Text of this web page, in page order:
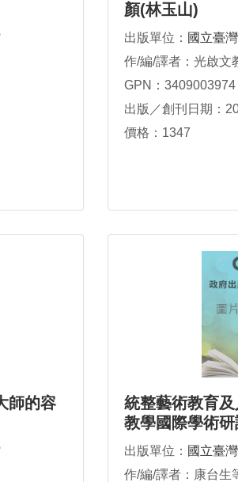
顏(林玉山)
出版單位： 國立臺
作/編/譯者：光啟文
GPN：3409003974
出版／創刊日期：
價格：1347
師的容
統整藝術教育
教學國際學術
出版單位： 國立臺
作/編/譯者：康台生